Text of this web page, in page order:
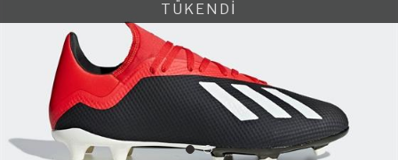
TÜKENDİ